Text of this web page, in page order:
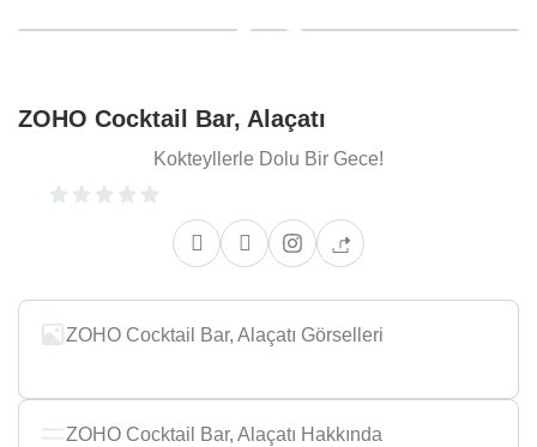
ZOHO Cocktail Bar, Alaçatı
Kokteyllerle Dolu Bir Gece!
ZOHO Cocktail Bar, Alaçatı Görselleri
ZOHO Cocktail Bar, Alaçatı Hakkında